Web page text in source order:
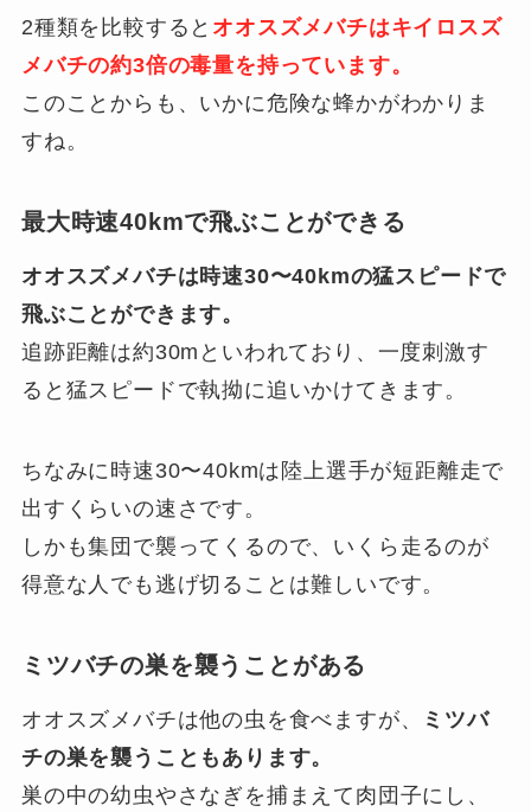
2種類を比較すると オオスズメバチはキイロスズ
メバチの約3倍の毒量を持っています。
このことからも、いかに危険な蜂かがわかりま
すね。
最大時速40kmで飛ぶことができる
オオスズメバチは時速30〜40kmの猛スピードで
飛ぶことができます。
追跡距離は約30mといわれており、一度刺激す
ると猛スピードで執拗に追いかけてきます。
ちなみに時速30〜40kmは陸上選手が短距離走で
出すくらいの速さです。
しかも集団で襲ってくるので、いくら走るのが
得意な人でも逃げ切ることは難しいです。
ミツバチの巣を襲うことがある
オオスズメバチは他の虫を食べますが、
ミツバ
チの巣を襲うこともあります。
巣の中の幼虫やさなぎを捕まえて肉団子にし、